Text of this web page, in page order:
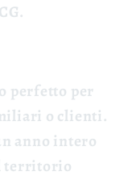
perfetto per
o clienti.
anno intero
territorio